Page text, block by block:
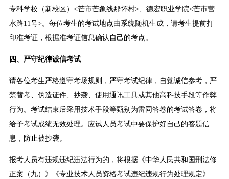
专科学校（新校区）<芒市芒象线那怀村>、德宏职业学院<芒市营
水路11号>。每位考生的考试地点由系统随机生成，请考生提前打
印准考证，根据准考证信息确认自己的考点。
四、严守纪律诚信考试
请各位考生严格遵守考场规则，严守考试纪律，自觉诚信参考，严
禁替考、伪造证件、抄袭、使用通讯工具或其他高科技手段等作弊
行为。考试结束后采用技术手段等甄别为雷同答卷的考试答卷，将
给予考试成绩无效处理。应试人员考试中要保护好自己的答题信
息，防止被抄袭。
报考人员有违规违纪违法行为的，将根据《中华人民共和国刑法修
正案（九）》《专业技术人员资格考试违纪违规行为处理规定》